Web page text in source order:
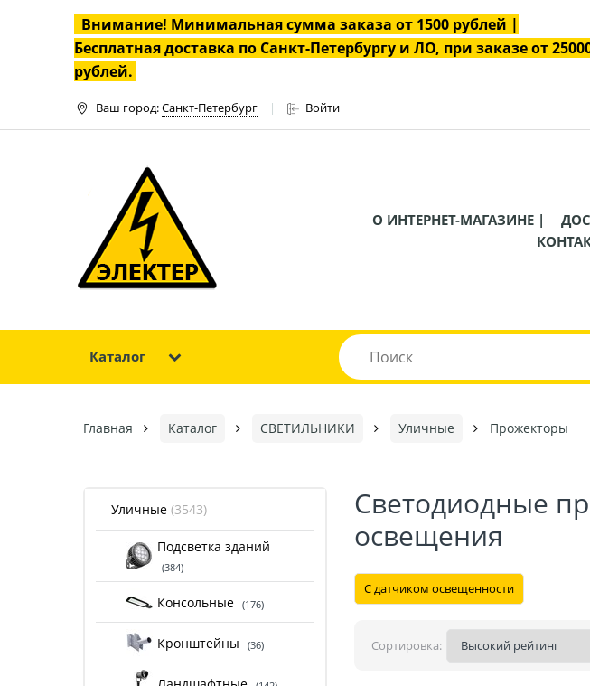
Внимание! Минимальная сумма заказа от 1500 рублей |
Бесплатная доставка по Санкт-Петербургу и ЛО, при заказе от
рублей.
Ваш город:Санкт-Петербург Войти
О ИНТЕРНЕТ-МАГАЗИНЕ |
Каталог
Главная Каталог СВЕТИЛЬНИКИ Уличные Прожекторы
Уличные (3543)
Подсветка зданий
(384)
Консольные (176)
Кронштейны (36)
Светодиодные
освещения
С датчиком освещенности
Сортировка: